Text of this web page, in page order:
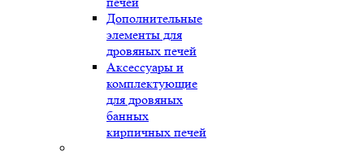
Дополнительные
элементы для
дровяных печей
Аксессуары и
комплектующие
для дровяных
банных
кирпичных печей